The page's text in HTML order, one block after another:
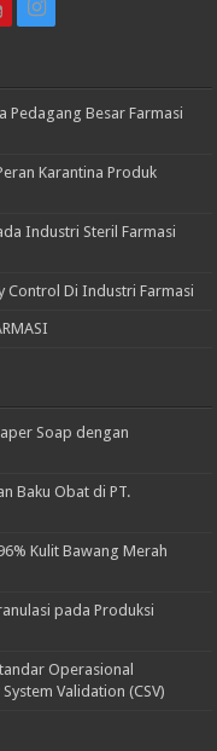
Pedagang Besar Farmasi
Karantina Produk
Industri Steril Farmasi
Control Di Industri Farmasi
Soap dengan
Baku Obat di PT.
Kulit Bawang Merah
pada Produksi
Operasional
Validation (CSV)